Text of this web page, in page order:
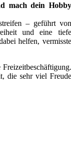
mach dein Hobby
– geführt von
und eine tiefe
helfen, vermisste
die sehr viel Freude